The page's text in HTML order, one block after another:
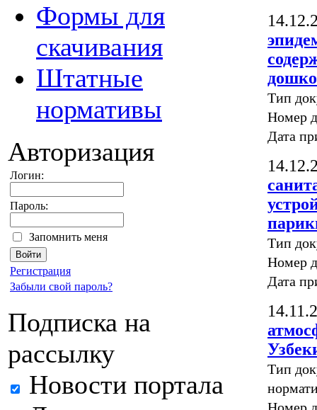
Формы для
скачивания
Штатные
нормативы
Авторизация
Логин:
Пароль:
Запомнить меня
Регистрация
Забыли свой пароль?
Подписка на
рассылку
Новости портала
Тип
Номер
Дата
Тип
Номер
Дата
Тип